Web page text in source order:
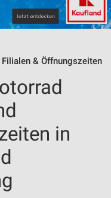
& Öffnungszeiten
in